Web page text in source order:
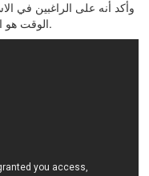
وأكد أنه على الراغبين في
الوقت هو الأنسب لذلك ولا يلجئوا إلى البيع إلا للضرورة.